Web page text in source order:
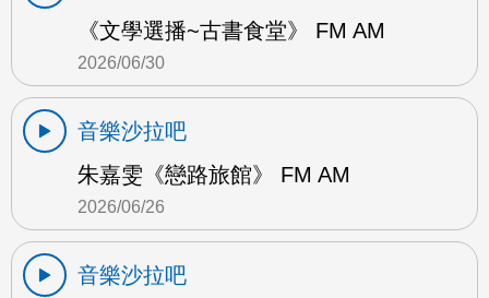
《文學選播~古書食堂》 FM AM
2026/06/30
音樂沙拉吧
朱嘉雯《戀路旅館》 FM AM
2026/06/26
音樂沙拉吧